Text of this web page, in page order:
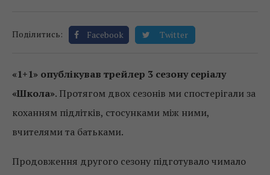
Поділитись: Facebook Twitter
«1+1» опублікував трейлер 3 сезону серіалу
«Школа». Протягом двох сезонів ми спостерігали за
коханням підлітків, стосунками між ними,
вчителями та батьками.
Продовження другого сезону підготувало чимало